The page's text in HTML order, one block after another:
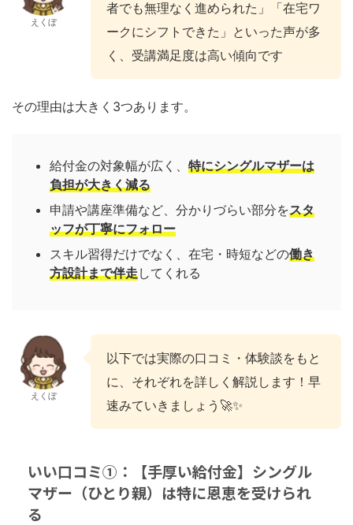
えくぼ
者でも無理なく進められた」「在宅ワ
ークにシフトできた」といった声が多
く、受講満足度は高い傾向です
その理由は大きく3つあります。
給付金の対象幅が広く、 特にシングルマザーは
負担が大きく減る
申請や講座準備など、分かりづらい部分をスタ
ッフが丁寧にフォロー
スキル習得だけでなく、在宅・時短などの働き
方設計まで伴走してくれる
えくぼ
以下では実際の口コミ・体験談をもと
に、それぞれを詳しく解説します！早
速みていきましょう🚀✨
いい口コミ①：【手厚い給付金】シングル
マザー（ひとり親）は特に恩恵を受けられ
る